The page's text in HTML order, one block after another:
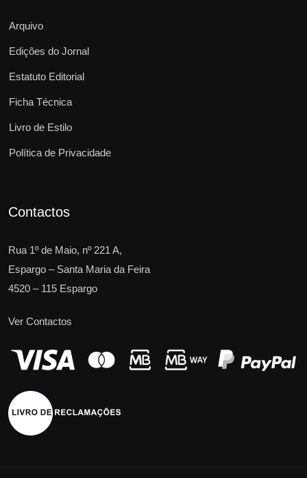
Arquivo
Edições do Jornal
Estatuto Editorial
Ficha Técnica
Livro de Estilo
Política de Privacidade
Contactos
Rua 1º de Maio, nº 221 A,
Espargo – Santa Maria da Feira
4520 – 115 Espargo
Ver Contactos